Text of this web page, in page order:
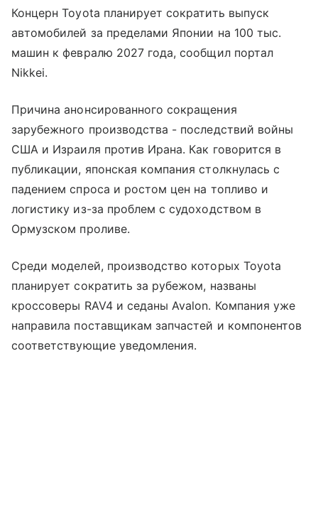
Концерн Toyota планирует сократить выпуск
автомобилей за пределами Японии на 100 тыс.
машин к февралю 2027 года, сообщил портал
Nikkei.
Причина анонсированного сокращения
зарубежного производства - последствий войны
США и Израиля против Ирана. Как говорится в
публикации, японская компания столкнулась с
падением спроса и ростом цен на топливо и
логистику из-за проблем с судоходством в
Ормузском проливе.
Среди моделей, производство которых Toyota
планирует сократить за рубежом, названы
кроссоверы RAV4 и седаны Avalon. Компания уже
направила поставщикам запчастей и компонентов
соответствующие уведомления.